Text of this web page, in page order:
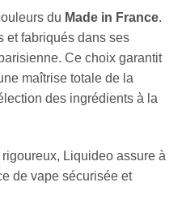
du Made in France.
et fabriqués dans ses
Ce choix garantit
maîtrise totale de la
des ingrédients à la
Liquideo assure à
de vape sécurisée et